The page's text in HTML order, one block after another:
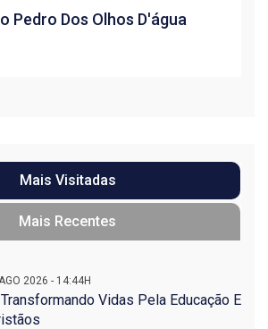
Pedro Dos Olhos D'água
Mais Visitadas
Mais Recentes
2026 - 14:44H
Vidas Pela Educação E